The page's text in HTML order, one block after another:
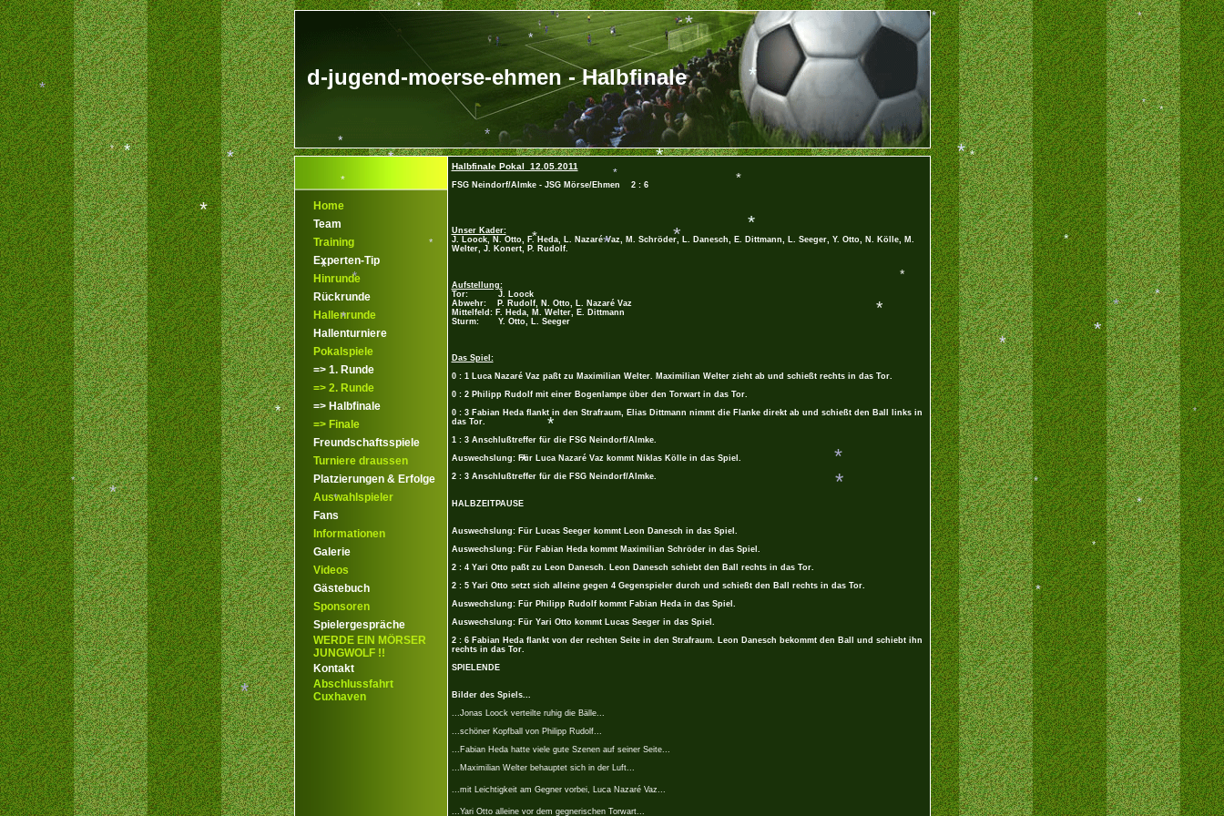
d-jugend-moerse-ehmen - Halbfinale
Home
Team
Training
Experten-Tip
Hinrunde
Rückrunde
Hallenrunde
Hallenturniere
Pokalspiele
=> 1. Runde
=> 2. Runde
=> Halbfinale
=> Finale
Freundschaftsspiele
Turniere draussen
Platzierungen & Erfolge
Auswahlspieler
Fans
Informationen
Galerie
Videos
Gästebuch
Sponsoren
Spielergespräche
WERDE EIN MÖRSER
JUNGWOLF !!
Kontakt
Abschlussfahrt
Cuxhaven
Halbfinale Pokal 12.05.2011
FSG Neindorf/Almke - JSG Mörse/Ehmen 2 : 6
Unser Kader:
J. Loock, N. Otto, F. Heda, L. Nazaré Vaz, M. Schröder, L. Danesch, E. Dittmann, L. Seeger, Y. Otto, N. Kölle, M.
Welter, J. Konert, P. Rudolf.
Aufstellung:
Tor: J. Loock
Abwehr: P. Rudolf, N. Otto, L. Nazaré Vaz
Mittelfeld: F. Heda, M. Welter, E. Dittmann
Sturm: Y. Otto, L. Seeger
Das Spiel:
0 : 1 Luca Nazaré Vaz paßt zu Maximilian Welter. Maximilian Welter zieht ab und schießt rechts in das Tor.
0 : 2 Philipp Rudolf mit einer Bogenlampe über den Torwart in das Tor.
0 : 3 Fabian Heda flankt in den Strafraum, Elias Dittmann nimmt die Flanke direkt ab und schießt den Ball links in
das Tor.
1 : 3 Anschlußtreffer für die FSG Neindorf/Almke.
Auswechslung: Für Luca Nazaré Vaz kommt Niklas Kölle in das Spiel.
2 : 3 Anschlußtreffer für die FSG Neindorf/Almke.
HALBZEITPAUSE
Auswechslung: Für Lucas Seeger kommt Leon Danesch in das Spiel.
Auswechslung: Für Fabian Heda kommt Maximilian Schröder in das Spiel.
2 : 4 Yari Otto paßt zu Leon Danesch. Leon Danesch schiebt den Ball rechts in das Tor.
2 : 5 Yari Otto setzt sich alleine gegen 4 Gegenspieler durch und schießt den Ball rechts in das Tor.
Auswechslung: Für Philipp Rudolf kommt Fabian Heda in das Spiel.
Auswechslung: Für Yari Otto kommt Lucas Seeger in das Spiel.
2 : 6 Fabian Heda flankt von der rechten Seite in den Strafraum. Leon Danesch bekommt den Ball und schiebt ihn
rechts in das Tor.
SPIELENDE
Bilder des Spiels...
...Jonas Loock verteilte ruhig die Bälle...
...schöner Kopfball von Philipp Rudolf...
...Fabian Heda hatte viele gute Szenen auf seiner Seite...
...Maximilian Welter behauptet sich in der Luft...
...mit Leichtigkeit am Gegner vorbei, Luca Nazaré Vaz...
...Yari Otto alleine vor dem gegnerischen Torwart...
*
*
*
*
*
*
*
*
*
*
*
*
*
*
*
*
*
*
*
*
*
*
*
*
*
*
*
*
*
*
*
*
*
*
*
*